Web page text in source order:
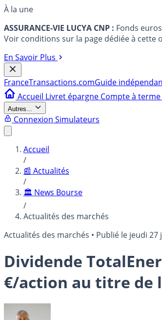
À la une
ASSURANCE-VIE LUCYA CNP : Fonds
Voir conditions sur la page dédiée à cette
En Savoir Plus
FranceTransactions.comGuide
Accueil Livret épargne Compte à terme
Autres...
Connexion Simulateurs
Accueil
/
📰 Actualités
/
🏛️ News Bourse
/
Actualités des marchés
Actualités des marchés • Publié le jeudi 27
Dividende
€/action au titre de